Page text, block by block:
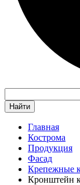
Найти
Главная
Кострома
Продукция
Фасад
Крепежные
Кронштейн